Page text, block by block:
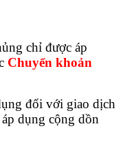
chỉ được áp
Chuyển khoản
đối với giao dịch
dụng cộng dồn